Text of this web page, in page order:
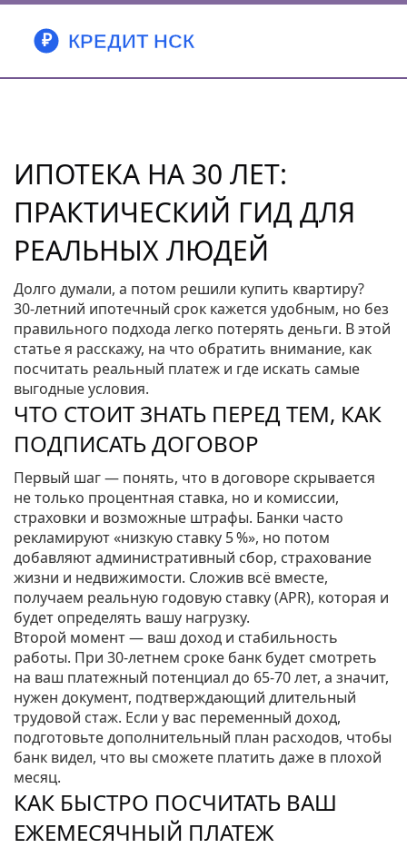
ИПОТЕКА НА 30 ЛЕТ:
ПРАКТИЧЕСКИЙ ГИД ДЛЯ
РЕАЛЬНЫХ ЛЮДЕЙ
Долго думали, а потом решили купить квартиру?
30‑летний ипотечный срок кажется удобным, но без
правильного подхода легко потерять деньги. В этой
статье я расскажу, на что обратить внимание, как
посчитать реальный платеж и где искать самые
выгодные условия.
ЧТО СТОИТ ЗНАТЬ ПЕРЕД ТЕМ, КАК
ПОДПИСАТЬ ДОГОВОР
Первый шаг — понять, что в договоре скрывается
не только процентная ставка, но и комиссии,
страховки и возможные штрафы. Банки часто
рекламируют «низкую ставку 5 %», но потом
добавляют административный сбор, страхование
жизни и недвижимости. Сложив всё вместе,
получаем реальную годовую ставку (APR), которая и
будет определять вашу нагрузку.
Второй момент — ваш доход и стабильность
работы. При 30‑летнем сроке банк будет смотреть
на ваш платежный потенциал до 65‑70 лет, а значит,
нужен документ, подтверждающий длительный
трудовой стаж. Если у вас переменный доход,
подготовьте дополнительный план расходов, чтобы
банк видел, что вы сможете платить даже в плохой
месяц.
КАК БЫСТРО ПОСЧИТАТЬ ВАШ
ЕЖЕМЕСЯЧНЫЙ ПЛАТЕЖ